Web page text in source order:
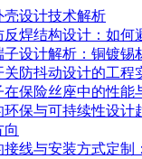
壳设计技术解析
反焊结构设计：如何
子设计解析：铜镀锡
关防抖动设计的工程
保险丝座中的性能
环保与可持续性设计
向
接线与安装方式定制